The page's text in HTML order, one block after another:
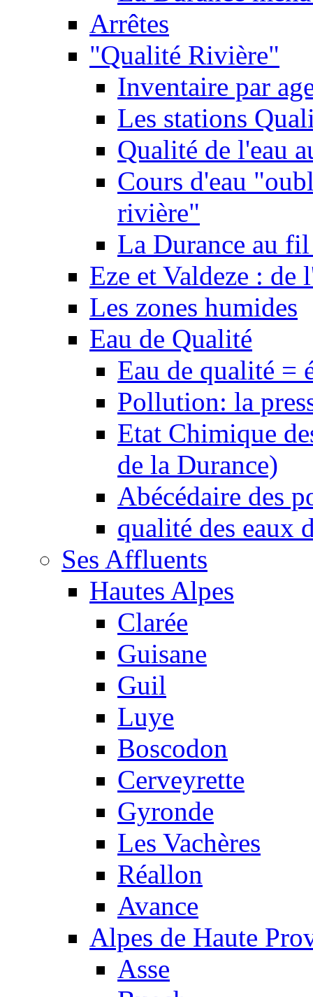
Arrêtes
"Qualité Rivière"
Inventaire par
Les stations
Qualité de l'eau
Cours d'eau
rivière"
La Durance au
Eze et Valdeze : de
Les zones humides
Eau de Qualité
Eau de qualité =
Pollution: la
Etat Chimique
de la Durance)
Abécédaire des
qualité des eaux
Ses Affluents
Hautes Alpes
Clarée
Guisane
Guil
Luye
Boscodon
Cerveyrette
Gyronde
Les Vachères
Réallon
Avance
Alpes de Haute
Asse